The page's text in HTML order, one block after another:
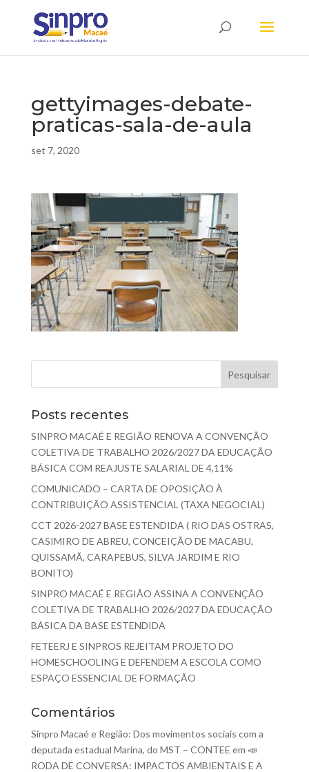
gettyimages-debate-
praticas-sala-de-aula
set 7, 2020
Posts recentes
SINPRO MACAÉ E REGIÃO RENOVA A CONVENÇÃO
COLETIVA DE TRABALHO 2026/2027 DA EDUCAÇÃO
BÁSICA COM REAJUSTE SALARIAL DE 4,11%
COMUNICADO – CARTA DE OPOSIÇÃO À
CONTRIBUIÇÃO ASSISTENCIAL (TAXA NEGOCIAL)
CCT 2026-2027 BASE ESTENDIDA ( RIO DAS OSTRAS,
CASIMIRO DE ABREU, CONCEIÇÃO DE MACABU,
QUISSAMÃ, CARAPEBUS, SILVA JARDIM E RIO
BONITO)
SINPRO MACAÉ E REGIÃO ASSINA A CONVENÇÃO
COLETIVA DE TRABALHO 2026/2027 DA EDUCAÇÃO
BÁSICA DA BASE ESTENDIDA
FETEERJ E SINPROS REJEITAM PROJETO DO
HOMESCHOOLING E DEFENDEM A ESCOLA COMO
ESPAÇO ESSENCIAL DE FORMAÇÃO
Comentários
Sinpro Macaé e Região: Dos movimentos sociais com a
deputada estadual Marina, do MST – CONTEE em 📣
RODA DE CONVERSA: IMPACTOS AMBIENTAIS E A